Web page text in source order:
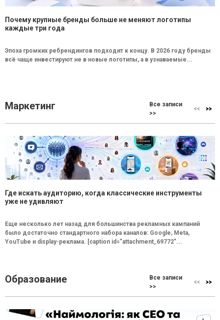
Почему крупные бренды больше не меняют логотипы
каждые три года
Эпоха громких ребрендингов подходит к концу. В 2026 году бренды
всё чаще инвестируют не в новые логотипы, а в узнаваемые...
Маркетинг
Все записи
>>
Где искать аудиторию, когда классические инструменты
уже не удивляют
Еще несколько лет назад для большинства рекламных кампаний
было достаточно стандартного набора каналов: Google, Meta,
YouTube и display-реклама. [caption id="attachment_69772"...
Образование
Все записи
>>